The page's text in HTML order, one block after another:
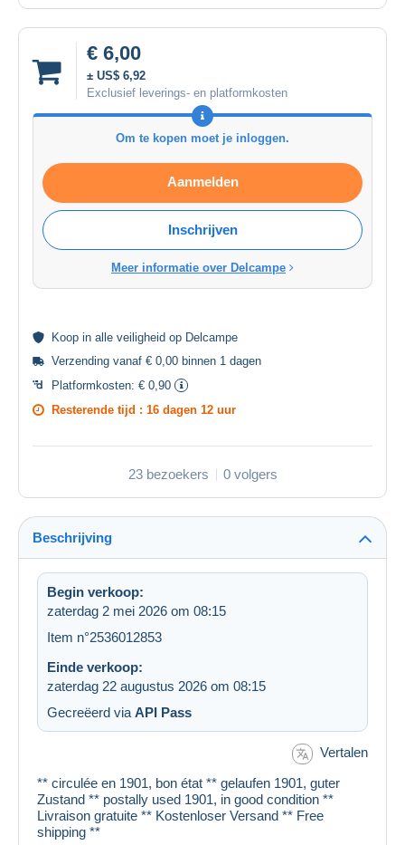
€ 6,00
± US$ 6,92
Exclusief leverings- en platformkosten
Om te kopen moet je inloggen.
Aanmelden
Inschrijven
Meer informatie over Delcampe
Koop in alle veiligheid op Delcampe
Verzending vanaf € 0,00 binnen 1 dagen
Platformkosten: € 0,90
Resterende tijd : 16 dagen 12 uur
23 bezoekers 0 volgers
Beschrijving
Begin verkoop:
zaterdag 2 mei 2026 om 08:15
Item n°2536012853
Einde verkoop:
zaterdag 22 augustus 2026 om 08:15
Gecreëerd via API Pass
Vertalen
** circulée en 1901, bon état ** gelaufen 1901, guter
Zustand ** postally used 1901, in good condition **
Livraison gratuite ** Kostenloser Versand ** Free
shipping **